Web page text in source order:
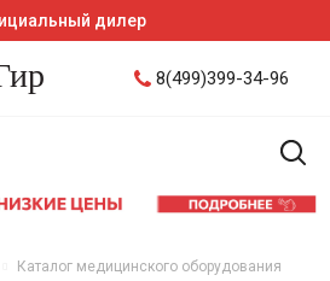
дилер
8(499)399-34-96
Каталог медицинского оборудования